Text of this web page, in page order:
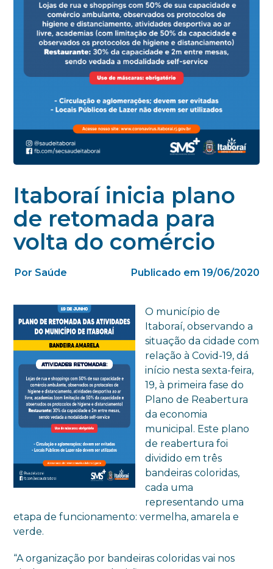
Itaboraí inicia plano
de retomada para
volta do comércio
Por Saúde Publicado em 19/06/2020
O município de
Itaboraí, observando a
situação da cidade com
relação à Covid-19, dá
início nesta sexta-feira,
19, à primeira fase do
Plano de Reabertura
da economia
municipal. Este plano
de reabertura foi
dividido em três
bandeiras coloridas,
cada uma
representando uma
etapa de funcionamento: vermelha, amarela e
verde.
“A organização por bandeiras coloridas vai nos